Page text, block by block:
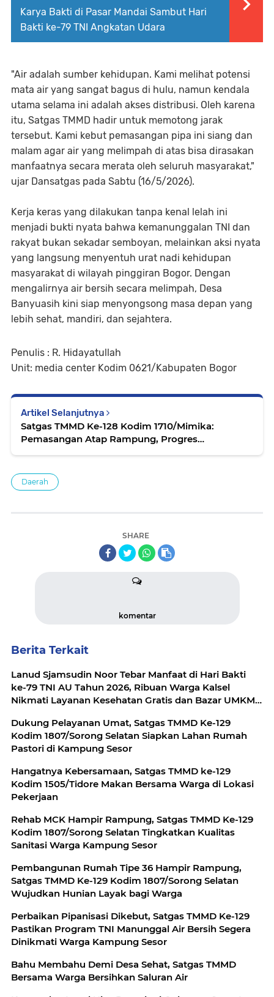
Karya Bakti di Pasar Mandai Sambut Hari
Bakti ke-79 TNI Angkatan Udara
​"Air adalah sumber kehidupan. Kami melihat potensi
mata air yang sangat bagus di hulu, namun kendala
utama selama ini adalah akses distribusi. Oleh karena
itu, Satgas TMMD hadir untuk memotong jarak
tersebut. Kami kebut pemasangan pipa ini siang dan
malam agar air yang melimpah di atas bisa dirasakan
manfaatnya secara merata oleh seluruh masyarakat,"
ujar Dansatgas pada Sabtu (16/5/2026).
​Kerja keras yang dilakukan tanpa kenal lelah ini
menjadi bukti nyata bahwa kemanunggalan TNI dan
rakyat bukan sekadar semboyan, melainkan aksi nyata
yang langsung menyentuh urat nadi kehidupan
masyarakat di wilayah pinggiran Bogor. Dengan
mengalirnya air bersih secara melimpah, Desa
Banyuasih kini siap menyongsong masa depan yang
lebih sehat, mandiri, dan sejahtera.
Penulis : R. Hidayatullah
Unit: media center Kodim 0621/Kabupaten Bogor
Artikel Selanjutnya
Satgas TMMD Ke-128 Kodim 1710/Mimika:
Pemasangan Atap Rampung, Progres
Daerah
SHARE
komentar
Berita Terkait
Lanud Sjamsudin Noor Tebar Manfaat di Hari Bakti
ke-79 TNI AU Tahun 2026, Ribuan Warga Kalsel
Nikmati Layanan Kesehatan Gratis dan Bazar UMKM
Dukung Pelayanan Umat, Satgas TMMD Ke-129
Kodim 1807/Sorong Selatan Siapkan Lahan Rumah
Pastori di Kampung Sesor
Hangatnya Kebersamaan, Satgas TMMD ke-129
Kodim 1505/Tidore Makan Bersama Warga di Lokasi
Pekerjaan
Rehab MCK Hampir Rampung, Satgas TMMD Ke-129
Kodim 1807/Sorong Selatan Tingkatkan Kualitas
Sanitasi Warga Kampung Sesor
Pembangunan Rumah Tipe 36 Hampir Rampung,
Satgas TMMD Ke-129 Kodim 1807/Sorong Selatan
Wujudkan Hunian Layak bagi Warga
Perbaikan Pipanisasi Dikebut, Satgas TMMD Ke-129
Pastikan Program TNI Manunggal Air Bersih Segera
Dinikmati Warga Kampung Sesor
Bahu Membahu Demi Desa Sehat, Satgas TMMD
Bersama Warga Bersihkan Saluran Air